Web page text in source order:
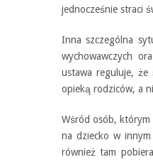
jednocześnie straci
Inna szczególna
wychowawczych
ustawa reguluje, że
opieką rodziców, a
Wśród osób, którym
na dziecko w
również tam